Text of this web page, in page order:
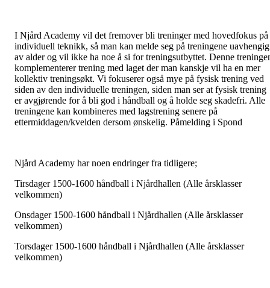
I Njård Academy vil det fremover bli treninger med hovedfokus på
individuell teknikk, så man kan melde seg på treningene uavhengig
av alder og vil ikke ha noe å si for treningsutbyttet. Denne
komplementerer trening med laget der man kanskje vil ha en mer
kollektiv treningsøkt. Vi fokuserer også mye på fysisk trening ved
siden av den individuelle treningen, siden man ser at fysisk trening
er avgjørende for å bli god i håndball og å holde seg skadefri. Alle
treningene kan kombineres med lagstrening senere på
ettermiddagen/kvelden dersom ønskelig. Påmelding i Spond
Njård Academy har noen endringer fra tidligere;
Tirsdager 1500-1600 håndball i Njårdhallen (Alle årsklasser
velkommen)
Onsdager 1500-1600 håndball i Njårdhallen (Alle årsklasser
velkommen)
Torsdager 1500-1600 håndball i Njårdhallen (Alle årsklasser
velkommen)